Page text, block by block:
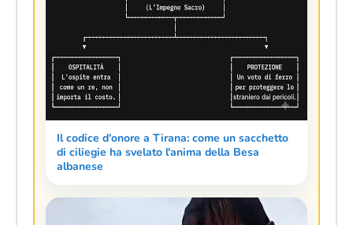
Il codice d'onore a Tirana: come un sacchetto
di ciliegie ha svelato l'anima della Besa
albanese